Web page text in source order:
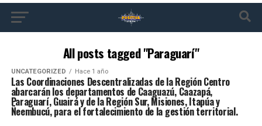
All posts tagged "Paraguarí"
UNCATEGORIZED Hace 1 año
Las Coordinaciones Descentralizadas de la Región Centro
abarcarán los departamentos de Caaguazú, Caazapá,
Paraguarí, Guairá y de la Región Sur, Misiones, Itapúa y
Ñeembucú, para el fortalecimiento de la gestión territorial.